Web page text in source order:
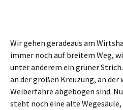
Wir gehen geradeaus am
immer noch auf breitem Weg,
unter anderem ein grüner
an der großen Kreuzung, an der
Weiberfähre abgebogen sind.
steht noch eine alte